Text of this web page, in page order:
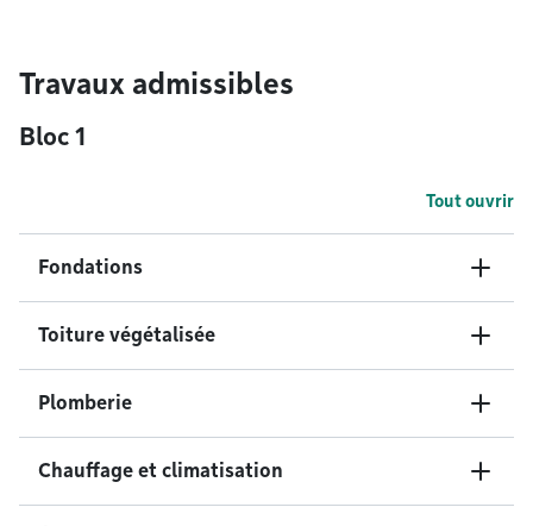
Travaux admissibles
Bloc 1
Tout ouvrir
Fondations
Toiture végétalisée
Plomberie
Chauffage et climatisation